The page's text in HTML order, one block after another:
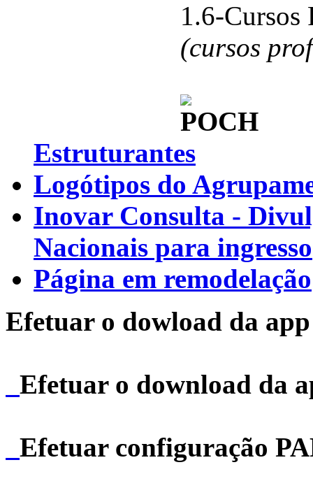
1.6-Cursos
(cursos
Estruturantes
Logótipos do
Inovar Consulta -
Nacionais para ingresso
Página em remodelação
Efetuar o dowload da
Efetuar o download da
Efetuar configuração